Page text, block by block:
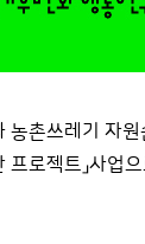
촌쓰레기 자
로젝트」사업